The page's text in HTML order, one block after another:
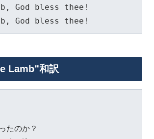
God bless thee!
God bless thee!
Lamb”和訳
たのか？